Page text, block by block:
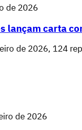
de 2026
lançam carta
de 2026, 124
de 2026